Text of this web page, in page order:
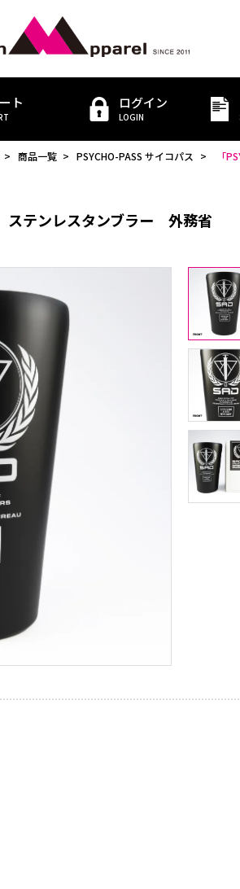
ト ログイン
LOGIN
> 商品一覧 > PSYCHO-PASS サイコパス > 「
ステンレスタンブラー 外務省